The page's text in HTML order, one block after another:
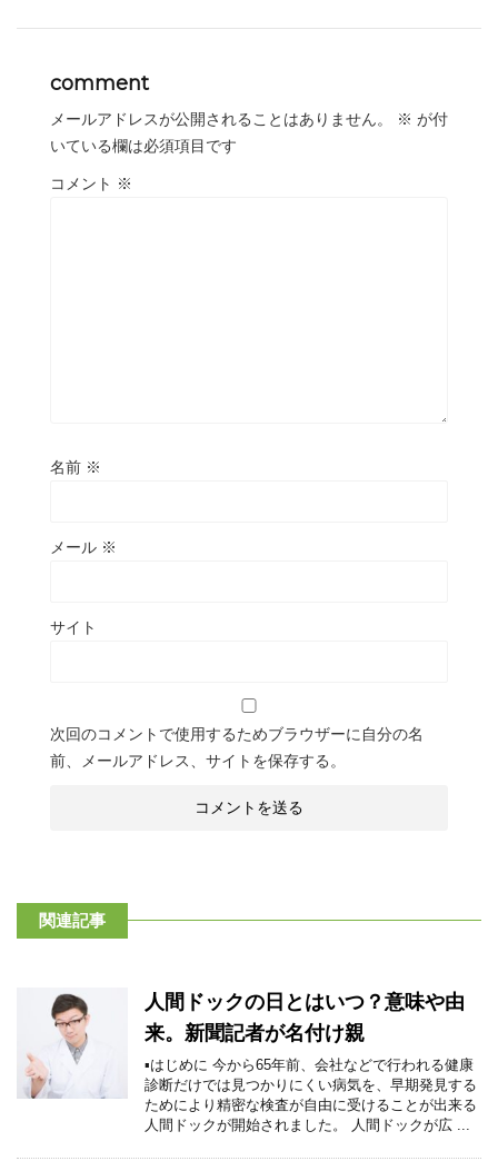
comment
メールアドレスが公開されることはありません。 ※ が付
いている欄は必須項目です
コメント ※
名前 ※
メール ※
サイト
次回のコメントで使用するためブラウザーに自分の名
前、メールアドレス、サイトを保存する。
関連記事
人間ドックの日とはいつ？意味や由
来。新聞記者が名付け親
▪はじめに 今から65年前、会社などで行われる健康
診断だけでは見つかりにくい病気を、早期発見する
ためにより精密な検査が自由に受けることが出来る
人間ドックが開始されました。 人間ドックが広 ...